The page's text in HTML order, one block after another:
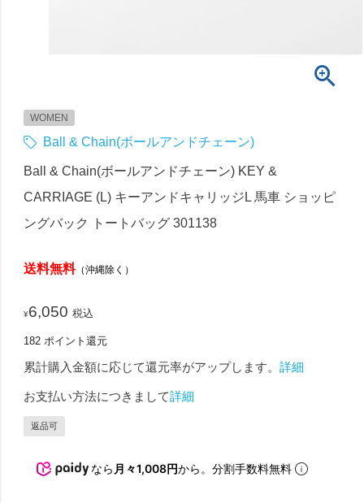
WOMEN
Ball & Chain(ボールアンドチェーン)
Ball & Chain(ボールアンドチェーン) KEY &
CARRIAGE (L) キーアンドキャリッジL 馬車 ショッピ
ングバック トートバッグ 301138
送料無料（沖縄除く）
¥6,050 税込
182 ポイント還元
累計購入金額に応じて還元率がアップします。詳細
お支払い方法につきまして詳細
返品可
なら 月々1,008円から。分割手数料無料